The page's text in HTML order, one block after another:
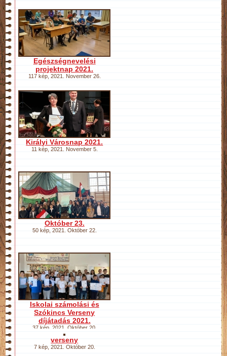
Egészségnevelési
projektnap 2021.
117 kép, 2021. November 26.
Királyi Városnap 2021.
11 kép, 2021. November 5.
Október 23.
50 kép, 2021. Október 22.
Iskolai számolási és
Szókincs Verseny
díjátadás 2021.
37 kép, 2021. Október 20.
verseny
7 kép, 2021. Október 20.